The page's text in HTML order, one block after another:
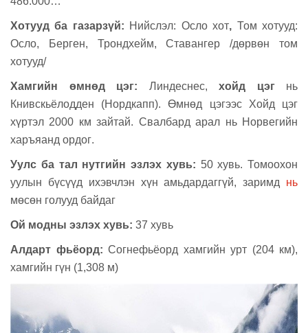
Хотууд ба газарзүй: Нийслэл: Осло хот, Том хотууд:
Осло, Берген, Трондхейм, Ставангер /дөрвөн том
хотууд/
Хамгийн өмнөд цэг: Линдеснес, хойд цэг
нь
Книвскьёлодден (Нордкапп). Өмнөд цэгээс Хойд цэг
хүртэл 2000 км зайтай. Свалбард арал нь Норвегийн
харъяанд ордог.
Уулс ба тал нутгийн эзлэх хувь: 50хувь. Томоохон
уулын бүсүүд ихэвчлэн хүн амьдардаггүй, заримд нь
мөсөн голууд байдаг
Ой модны эзлэх хувь: 37 хувь
Алдарт фьёорд: Согнефьёорд хамгийн урт (204 км),
хамгийн гүн (1,308 м)